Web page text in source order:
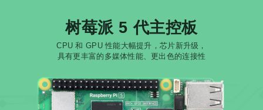
树莓派 5 代主控板
CPU 和 GPU 性能大幅提升，芯片新升级，
具有更丰富的多媒体性能、更出色的连接性